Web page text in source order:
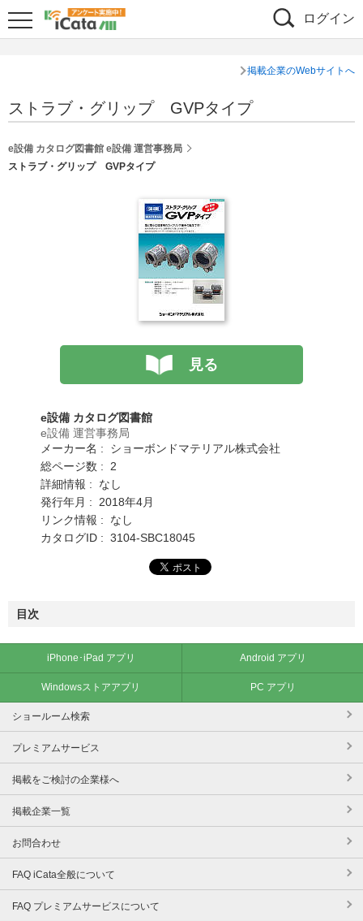
ログイン
掲載企業のWebサイトへ
ストラブ・グリップ GVPタイプ
e設備 カタログ図書館 e設備 運営事務局
ストラブ・グリップ GVPタイプ
見る
e設備 カタログ図書館
e設備 運営事務局
メーカー名 : ショーボンドマテリアル株式会社
総ページ数 : 2
詳細情報 : なし
発行年月 : 2018年4月
リンク情報 : なし
カタログID : 3104-SBC18045
目次
iPhone･iPad アプリ Android アプリ
Windowsストアアプリ PC アプリ
ショールーム検索
プレミアムサービス
掲載をご検討の企業様へ
掲載企業一覧
お問合わせ
FAQ iCata全般について
FAQ プレミアムサービスについて